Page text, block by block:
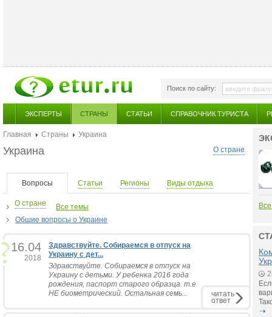
Поиск по сайту:
ЭКСПЕРТЫ СТРАНЫ СТАТЬИ СПРАВОЧНИК ТУРИСТА
Главная Страны
Украина
О стране
Украина
Вопросы Статьи Регионы Виды отдыха
О стране
Все темы
Обшие вопросы о Украине
16.04
2018
Здравствуйте. Собираемся в отпуск на
Украину с дет...
Здравствуйте. Собираемся в отпуск на
Украину с детьми. У ребенка 2016 года
рождения, паспорт старого образца. т.е
НЕ биометрический. Остальная семь...
читать
ответ